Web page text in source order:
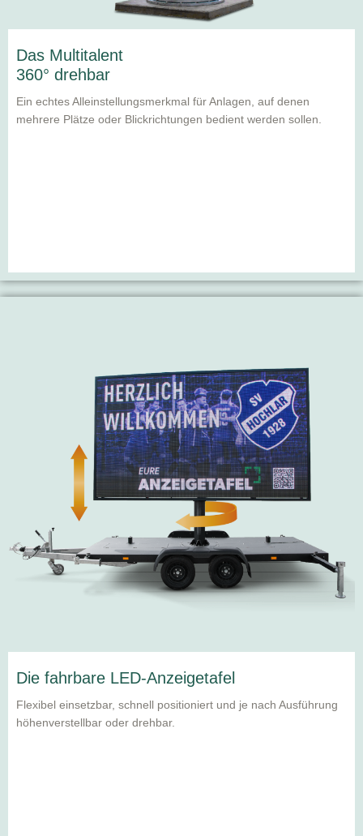
Das Multitalent
360° drehbar
Ein echtes Alleinstellungsmerkmal für Anlagen, auf denen
mehrere Plätze oder Blickrichtungen bedient werden sollen.
Die fahrbare LED-Anzeigetafel
Flexibel einsetzbar, schnell positioniert und je nach Ausführung
höhenverstellbar oder drehbar.